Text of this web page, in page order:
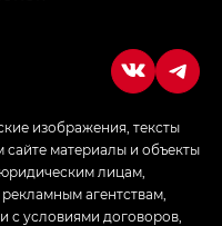
изображения, тексты
материалы и объекты
лицам,
агентствам,
с условиями договоров,